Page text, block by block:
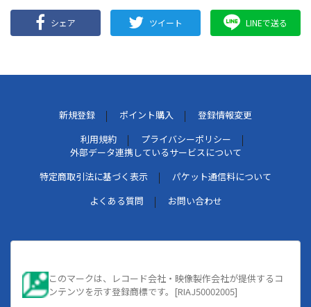
シェア ツイート LINEで送る
新規登録 ポイント購入
登録情報変更
利用規約
プライバシーポリシー
外部データ連携しているサービスについて
特定商取引法に基づく表示
パケット通信料について
よくある質問
お問い合わせ
このマークは、レコード会社・映像製作会社が提供するコ
ンテンツを示す登録商標です。[RIAJ50002005]